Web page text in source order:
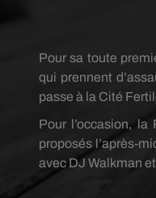
Pour sa toute
qui prennent
passe à la Cité
Pour l’occasion,
proposés l’après-
avec DJ Walkman